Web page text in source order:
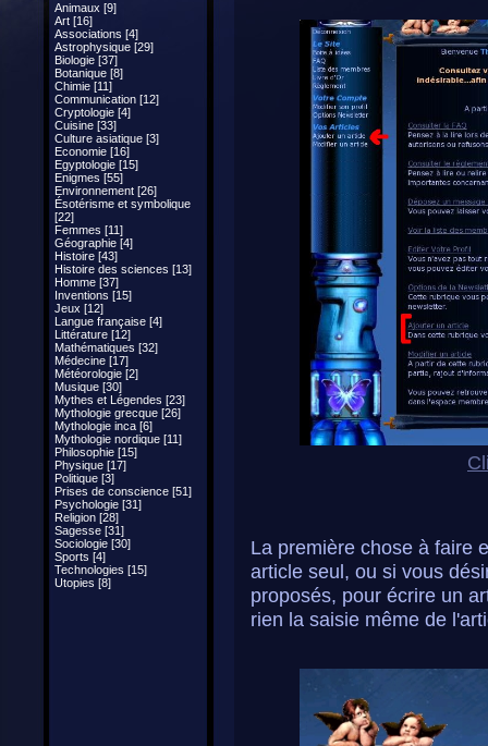
Animaux [9]
Art [16]
Associations [4]
Astrophysique [29]
Biologie [37]
Botanique [8]
Chimie [11]
Communication [12]
Cryptologie [4]
Cuisine [33]
Culture asiatique [3]
Economie [16]
Egyptologie [15]
Enigmes [55]
Environnement [26]
Ésotérisme et symbolique
[22]
Femmes [11]
Géographie [4]
Histoire [43]
Histoire des sciences [13]
Homme [37]
Inventions [15]
Jeux [12]
Langue française [4]
Littérature [12]
Mathématiques [32]
Médecine [17]
Météorologie [2]
Musique [30]
Mythes et Légendes [23]
Mythologie grecque [26]
Mythologie inca [6]
Mythologie nordique [11]
Philosophie [15]
Physique [17]
Politique [3]
Prises de conscience [51]
Psychologie [31]
Religion [28]
Sagesse [31]
Sociologie [30]
Sports [4]
Technologies [15]
Utopies [8]
La première chose à faire
article seul, ou si vous
proposés, pour écrire un
rien la saisie même de